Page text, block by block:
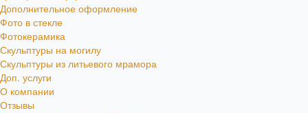
Дополнительное оформление
Фото в стекле
Фотокерамика
Скульптуры на могилу
Скульптуры из литьевого мрамора
Доп. услуги
О компании
Отзывы